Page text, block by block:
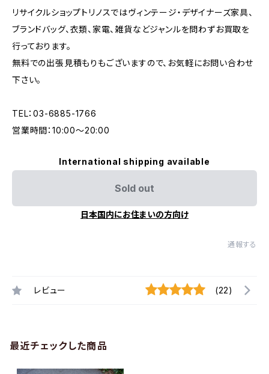
リサイクルショップトリノスではヴィンテージ・デザイナーズ家具、
ブランドバッグ、衣類、家電、雑貨などジャンルを問わずお買取を
行っております。
無料での出張見積もりもございますので、お気軽にお問い合わせ
下さい。
TEL：03-6885-1766
営業時間：10:00〜20:00
International shipping available
Sold out
日本国内にお住まいの方向け
通報する
レビュー (22)
最近チェックした商品